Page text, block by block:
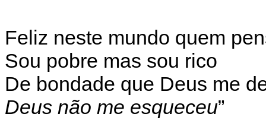
Feliz neste mundo quem
Sou pobre mas sou rico
De bondade que Deus me
Deus não me esqueceu”